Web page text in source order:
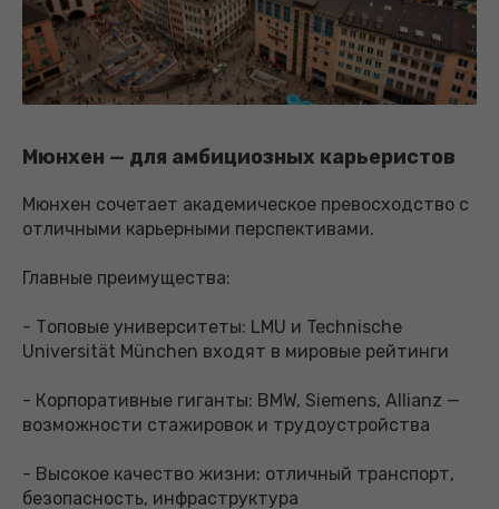
Мюнхен — для амбициозных карьеристов
Мюнхен сочетает академическое превосходство с
отличными карьерными перспективами.
Главные преимущества:
- Топовые университеты: LMU и Technische
Universität München входят в мировые рейтинги
- Корпоративные гиганты: BMW, Siemens, Allianz —
возможности стажировок и трудоустройства
- Высокое качество жизни: отличный транспорт,
безопасность, инфраструктура